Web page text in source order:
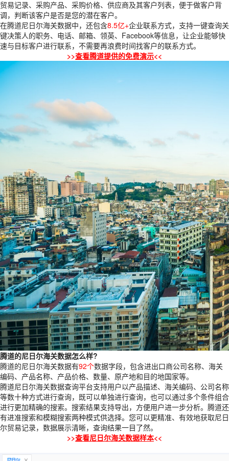
贸易记录、采购产品、采购价格、供应商及其客户列表，便于做客户背
调，判断该客户是否是您的潜在客户。
在腾道尼日尔海关数据中，还包含8.5亿+企业联系方式，支持一键查询关
键决策人的职务、电话、邮箱、领英、Facebook等信息，让企业能够快
速与目标客户进行联系，不需要再浪费时间找客户的联系方式。
>>查看腾道提供的免费演示<<
腾道的尼日尔海关数据怎么样?
腾道的尼日尔海关数据有92个数据字段，包含进出口商公司名称、海关
编码、产品名称、产品价格、数量、原产地和目的地国家等。
腾道尼日尔海关数据查询平台支持用户以产品描述、海关编码、公司名称
等数十种方式进行查询，既可以单独进行查询，也可以通过多个条件组合
进行更加精确的搜索。搜索结果支持导出，方便用户进一步分析。腾道还
有进准搜索和模糊搜索两种模式供选择。您可以更精准、有效地获取尼日
尔贸易记录，数据展示清晰，查询结果一目了然。
>>查看尼日尔海关数据样本<<